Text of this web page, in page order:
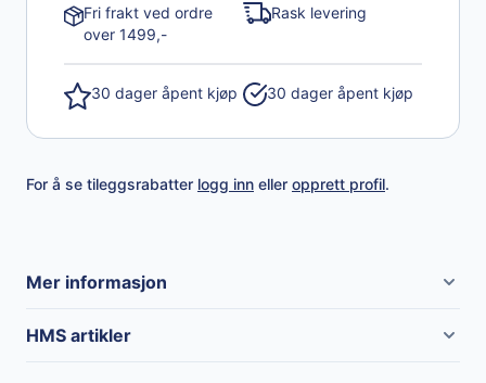
Fri frakt ved ordre
over 1499,-
Rask levering
30 dager åpent kjøp 30 dager åpent kjøp
For å se tileggsrabatter logg inn eller opprett profil.
Mer informasjon
Merke
HMS artikler